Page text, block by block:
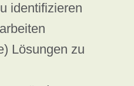
identifizieren
Lösungen zu